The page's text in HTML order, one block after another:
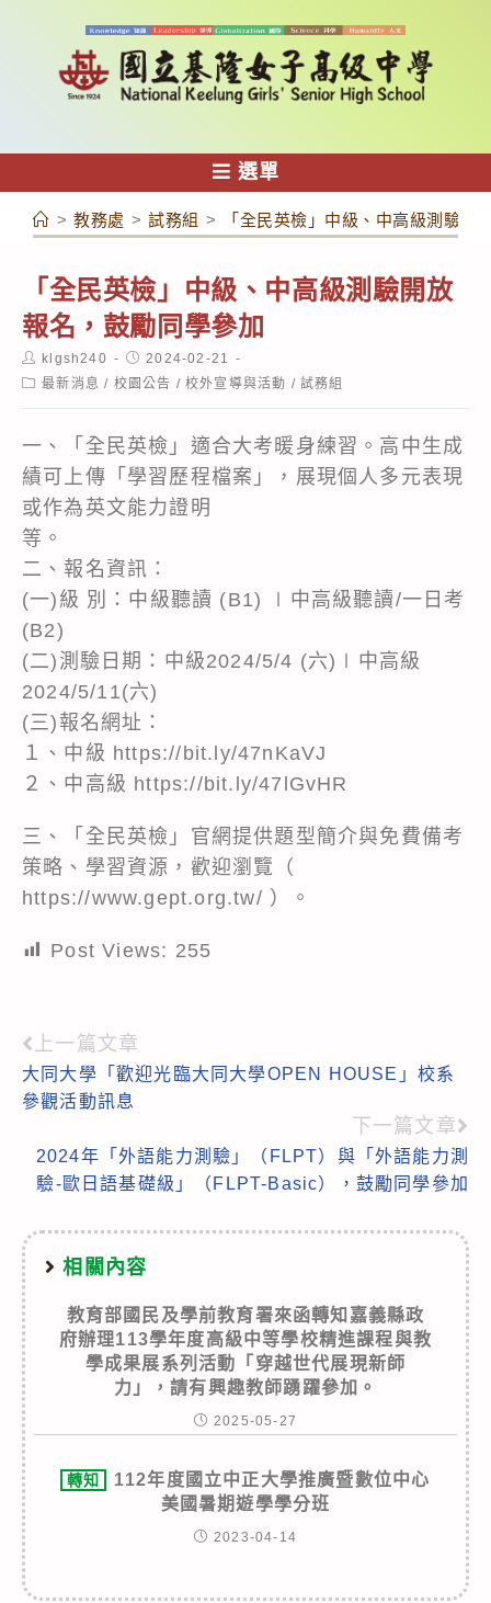
容
選單
> 教務處 > 試務組 > 「全民英檢」中級、中高級測驗開
「全民英檢」中級、中高級測驗開放
報名，鼓勵同學參加
Post
author:
klgsh240
Post
published:
2024-02-21
Post最新消息 / 校園公告 / 校外宣導與活動 / 試務組
一、「全民英檢」適合大考暖身練習。高中生成
績可上傳「學習歷程檔案」，展現個人多元表現
或作為英文能力證明
等。
二、報名資訊：
(一)級 別：中級聽讀 (B1) ∣中高級聽讀/一日考
(B2)
(二)測驗日期：中級2024/5/4 (六)∣中高級
2024/5/11(六)
(三)報名網址：
１、中級 https://bit.ly/47nKaVJ
２、中高級 https://bit.ly/47lGvHR
三、「全民英檢」官網提供題型簡介與免費備考
策略、學習資源，歡迎瀏覽（
https://www.gept.org.tw/ ）。
Post Views: 255
Read
more
上一篇文章
大同大學「歡迎光臨大同大學OPEN HOUSE」校系
參觀活動訊息
下一篇文章
2024年「外語能力測驗」（FLPT）與「外語能力測
驗-歐日語基礎級」（FLPT-Basic），鼓勵同學參加
相關內容
教育部國民及學前教育署來函轉知嘉義縣政
府辦理113學年度高級中等學校精進課程與教
學成果展系列活動「穿越世代展現新師
力」，請有興趣教師踴躍參加。
2025-05-27
轉知
112年度國立中正大學推廣暨數位中心
美國暑期遊學學分班
2023-04-14